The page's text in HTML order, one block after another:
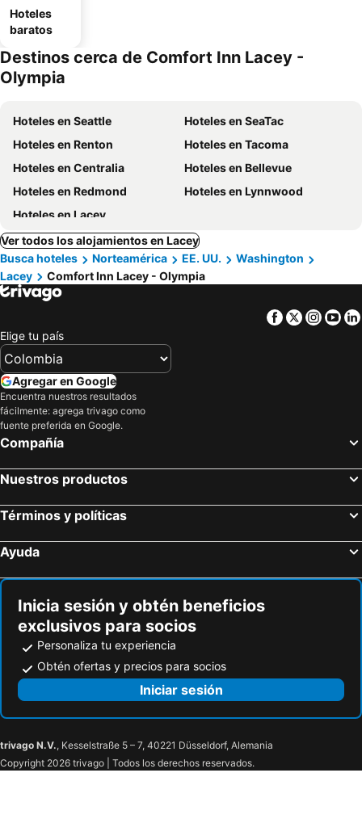
Hoteles
baratos
Destinos cerca de Comfort Inn Lacey -
Olympia
Hoteles en Seattle
Hoteles en SeaTac
Hoteles en Renton
Hoteles en Tacoma
Hoteles en Centralia
Hoteles en Bellevue
Hoteles en Redmond
Hoteles en Lynnwood
Hoteles en Lacey
Ver todos los alojamientos en Lacey
Busca hoteles
Norteamérica EE. UU.
Washington
Lacey
Comfort Inn Lacey - Olympia
Facebook
Twitter
Elige tu país
Agregar en Google
Encuentra nuestros resultados
fácilmente: agrega trivago como
fuente preferida en Google.
Compañía
Nuestros productos
Términos y políticas
Ayuda
Inicia sesión y obtén beneficios
exclusivos para socios
Personaliza tu experiencia
Obtén ofertas y precios para socios
Iniciar sesión
trivago N.V., Kesselstraße 5 – 7, 40221 Düsseldorf, Alemania
Copyright 2026 trivago | Todos los derechos reservados.